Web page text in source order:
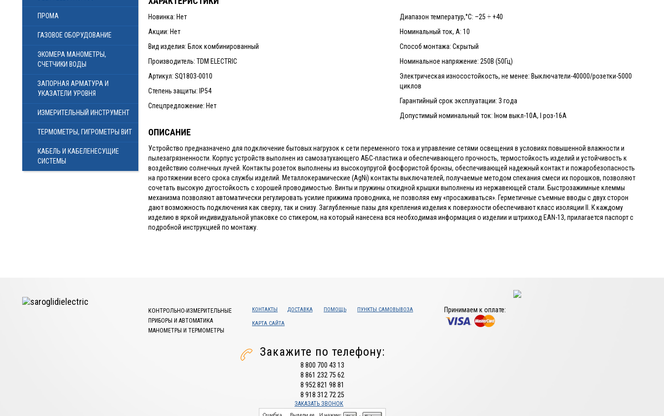
ПРОМА
ГАЗОВОЕ ОБОРУДОВАНИЕ
ЭКОМЕРА МАНОМЕТРЫ,
СЧЕТЧИКИ ВОДЫ
ЗАПОРНАЯ АРМАТУРА И
УКАЗАТЕЛИ УРОВНЯ
ИЗМЕРИТЕЛЬНЫЙ ИНСТРУМЕНТ
ТЕРМОМЕТРЫ, ГИГРОМЕТРЫ ВИТ
КАБЕЛЬ И КАБЕЛЕНЕСУЩИЕ
СИСТЕМЫ
Новинка: Нет
Акции: Нет
Вид изделия: Блок комбинированный
Производитель: TDM ELECTRIC
Артикул: SQ1803-0010
Степень защиты: IP54
Спецпредложение: Нет
Диапазон температур,°С: –25 ÷ +40
Номинальный ток, А: 10
Способ монтажа: Скрытый
Номинальное напряжение: 250В (50Гц)
Электрическая износостойкость, не менее: Выключатели-40000/розетки-5000
циклов
Гарантийный срок эксплуатации: 3 года
Допустимый номинальный ток: Iном выкл-10А, I роз-16А
ОПИСАНИЕ
Устройство предназначено для подключение бытовых нагрузок к сети переменного тока и управление сетями освещения в условиях повышенной влажности и
пылезагрязненности. Корпус устройств выполнен из самозатухающего АБС-пластика и обеспечивающего прочность, термостойкость изделий и устойчивость к
воздействию солнечных лучей. Контакты розеток выполнены из высокоупругой фосфористой бронзы, обеспечивающей надежный контакт и пожаробезопасность
на протяжении всего срока службы изделий. Металлокерамические (AgNi) контакты выключателей, получаемые методом спекания смеси их порошков, позволяют
сочетать высокую дугостойкость с хорошей проводимостью. Винты и пружины откидной крышки выполнены из нержавеющей стали. Быстрозажимные клеммы
механизма позволяют автоматически регулировать усилие прижима проводника, не позволяя ему «просаживаться». Герметичные съемные вводы с двух сторон
дают возможность подключения как сверху, так и снизу. Заглубленные пазы для крепления изделия к поверхности обеспечивают класс изоляции II. К каждому
изделию в яркой индивидуальной упаковке со стикером, на который нанесена вся необходимая информация о изделии и штрихкод EAN-13, прилагается паспорт с
подробной инструкцией по монтажу.
КОНТРОЛЬНО-ИЗМЕРИТЕЛЬНЫЕ
ПРИБОРЫ И АВТОМАТИКА
МАНОМЕТРЫ И ТЕРМОМЕТРЫ
КОНТАКТЫ ДОСТАВКА ПОМОЩЬ ПУНКТЫ САМОВЫВОЗА
КАРТА САЙТА
Закажите по телефону:
8 800 700 43 13
8 861 232 75 62
8 952 821 98 81
8 918 312 72 25
ЗАКАЗАТЬ ЗВОНОК
Принимаем к оплате: